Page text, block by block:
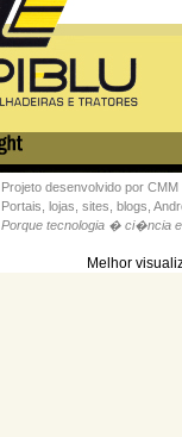
Projeto desenvolvido por CMM
Portais, lojas, sites, blogs,
Porque tecnologia � ci�ncia e
Melhor